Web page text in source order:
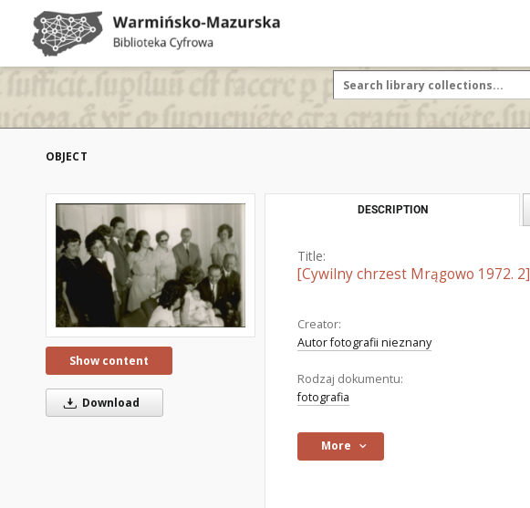
OBJECT
Show content
Download
DESCRIPTION
Title:
[Cywilny chrzest Mrągowo 1972. 2]
Creator:
Autor fotografii nieznany
Rodzaj dokumentu:
fotografia
More